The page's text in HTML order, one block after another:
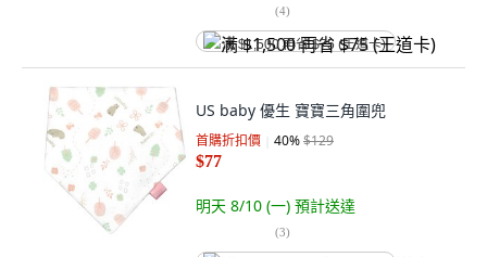
(4)
满 $1,500 再省 $75 (王道卡)
US baby 優生 寶寶三角圍兜
首購折扣價 40%$129
$77
明天 8/10 (一) 預計送達
(3)